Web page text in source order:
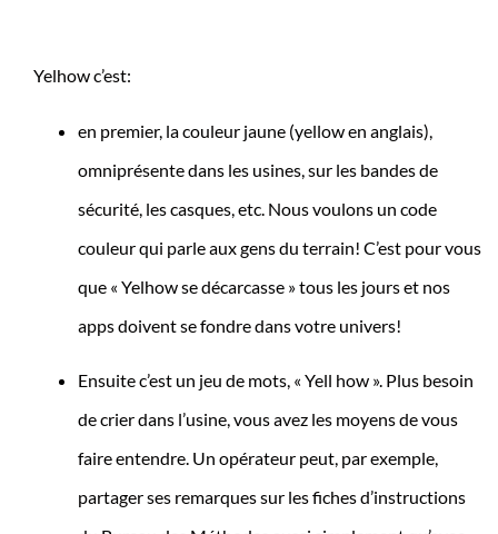
Yelhow c’est:
en premier, la couleur jaune (yellow en anglais),
omniprésente dans les usines, sur les bandes de
sécurité, les casques, etc. Nous voulons un code
couleur qui parle aux gens du terrain! C’est pour vous
que « Yelhow se décarcasse » tous les jours et nos
apps doivent se fondre dans votre univers!
Ensuite c’est un jeu de mots, « Yell how ». Plus besoin
de crier dans l’usine, vous avez les moyens de vous
faire entendre. Un opérateur peut, par exemple,
partager ses remarques sur les fiches d’instructions